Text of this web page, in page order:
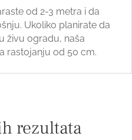
od 2-3 metra i da
Ukoliko planirate da
živu ogradu, naša
rastojanju od 50 cm.
rezultata